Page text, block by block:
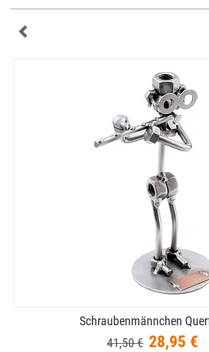
Schraubenmännchen
41,50 € 28,95 €